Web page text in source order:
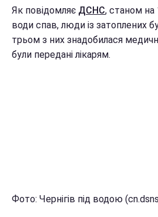
Як повідомляє ДСНС, станом на
води спав, люди із затоплених
трьом з них знадобилася
були передані лікарям.
Фото: Чернігів під водою